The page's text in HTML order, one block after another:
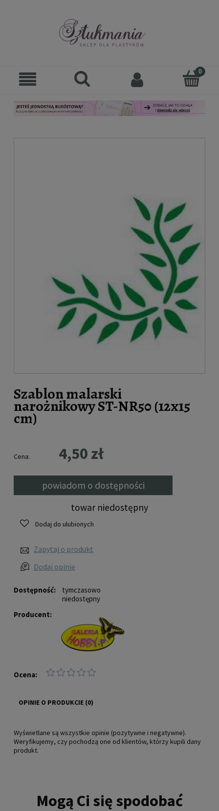
Szablon malarski
narożnikowy ST-NR50 (12x15
cm)
Dostępność:
tymczasowo
niedostępny
Producent:
Ocena:
Cena: 4,50 zł
powiadom o dostępności
towar niedostępny
Dodaj do ulubionych
Zapytaj o produkt
Dodaj opinię
OPINIE O PRODUKCIE (0)
Wyświetlane są wszystkie opinie (pozytywne i negatywne).
Weryfikujemy, czy pochodzą one od klientów, którzy kupili dany
produkt.
Mogą Ci się spodobać